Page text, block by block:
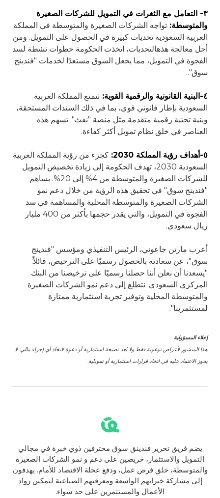
۳- التعامل مع الثغرات في التمويل للشركات الصغيرة
والمتوسطة: تواجه الشركات الصغيرة والمتوسطة في المملكة
العربية السعودية تحديات كبيرة في الحصول على التمويل. ومن
أجل معالجة هذهالتحديات، اتخذت الحكومة خطوات نشطة لسد
الفجوة في التمويل، مما يجعل السوق مستعدًا لخدمات "فندينج
سوق".
٤-البنية القانونية والرقمية القوية:
تتمتع المملكة العربية
السعودية بإطار قانوني قوي، بما في ذلك السندات المستحقة،
وبنية تحتية رقمية متقدمة مثل منصة "نفث". تسهم هذه
العناصر في خلق نظام تمويل أكثر كفاءة.
٥-أهداف رؤية المملكة 2030:
كجزء من رؤية المملكة العربية
السعودية 2030، تهدف الحكومة إلى زيادة تخصيص التمويل
للشركات الصغيرة والمتوسطة من 4% إلى 20%. يساهم
"فندينج سوق" في تحقيق هذه الرؤية من خلال دعم نمو
الشركات الصغيرة والمتوسطة المحلية والمساهمة في سد
الفجوة في التمويل، والتي يقدر حجمها بأكثر من 400 مليار
ريال سعودي.
أعرب مارتن جاعوني، الرئيس التنفيذي ومؤسس "فندينج
سوق"، عن سعادته بالحصول رسميًا على الترخيص، قائلاً:
"يسعدنا أن نعلن أننا حصلنا رسميًا على ترخيصنا من البنك
المركزي السعودي. نتطلع إلى دعم نمو الشركات الصغيرة
والمتوسطة المحلية وتوفير تجربة استثمارية ممتازة
لمستثمرينا".
إخلاء المسؤولية
هذا المنشور لأغراض توعوية فقط ولا يُعد نصيحة استثمارية أو دعوة لاتخاذ أي إجراء مالي. لا
يجوز الاعتماد عليه في اتخاذ قرارات استثمارية أو تمويلية.
يضم فريق تحرير فندينق سوق محترفين ذوي خبرة في مجالي
التمويل والاستثمار، حريصين على دعم و نمو الشركات الصغيرة
والمتوسطة، خلق فرص عمل، ودفع عجلة الاقتصاد للأمام. يهدفون
إلى مشاركة خبراتهم الواسعة ومعرفتهم الصناعية لتمكين رواد
الأعمال والمستثمرين على حد سواء.